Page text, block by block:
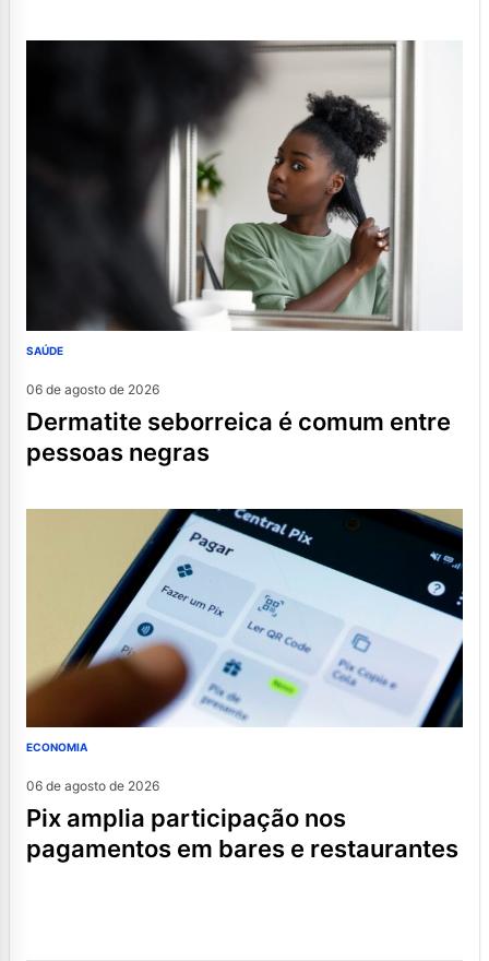
SAÚDE
06 de agosto de 2026
dermatite seborreica é comum entre
pessoas negras
ECONOMIA
06 de agosto de 2026
pix amplia participação nos
pagamentos em bares e restaurantes